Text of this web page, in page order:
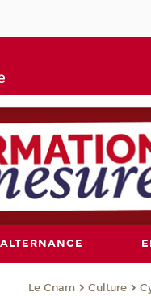
ALTERNANCE
Le Cnam Culture